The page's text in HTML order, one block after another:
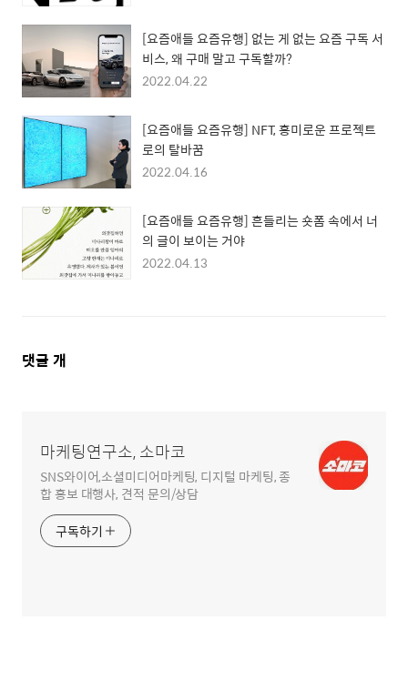
[요즘애들 요즘유행] 없는 게 없는 요즘 구독 서
비스, 왜 구매 말고 구독할까?
2022.04.22
[요즘애들 요즘유행] NFT, 흥미로운 프로젝트
로의 탈바꿈
2022.04.16
[요즘애들 요즘유행] 흔들리는 숏폼 속에서 너
의 글이 보이는 거야
2022.04.13
댓
댓글 개
마케팅연구소, 소마코
SNS와이어,소셜미디어마케팅, 디지털 마케팅, 종
합 홍보 대행사, 견적 문의/상담
구독하기